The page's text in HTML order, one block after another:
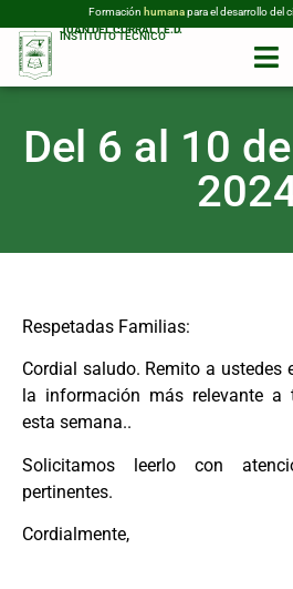
Formación humanapara el desarrollo del
INSTITUTO TÉCNICO
JUAN DEL CORRAL I.E.D.
Del 6 al 10
Respetadas Familias:
Cordial saludo. Remito a ustedes
la información más relevante a
esta semana..
Solicitamos leerlo con
pertinentes.
Cordialmente,